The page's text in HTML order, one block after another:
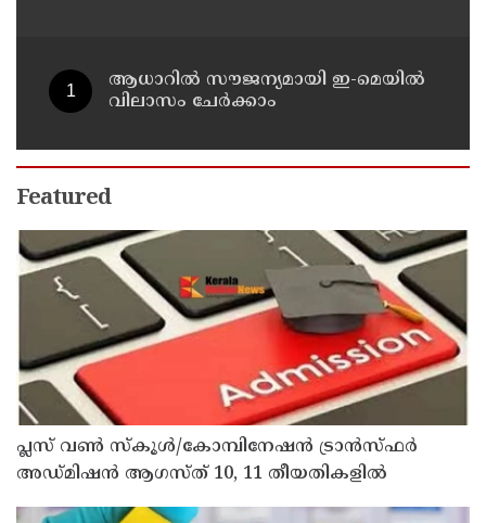
ആധാറിൽ സൗജന്യമായി ഇ-മെയിൽ
വിലാസം ചേർക്കാം
Featured
പ്ലസ് വൺ സ്‌കൂൾ/കോമ്പിനേഷൻ ട്രാൻസ്ഫർ
അഡ്മിഷൻ ആഗസ്ത് 10, 11 തീയതികളിൽ